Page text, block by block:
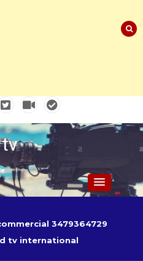
3479364729
tv international